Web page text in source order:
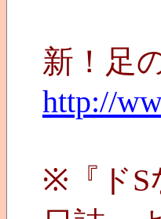
新！足
http://
※『ドS